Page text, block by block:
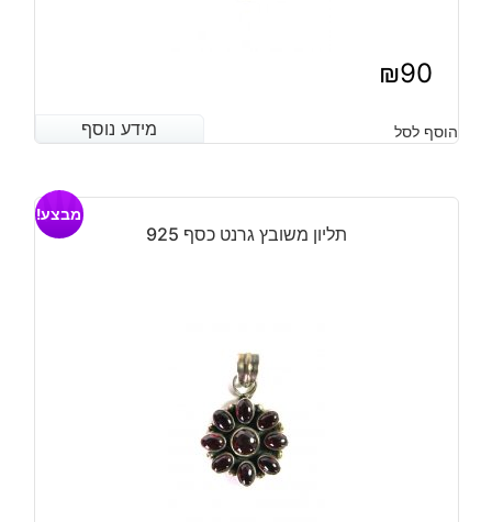
₪90
מידע נוסף הוסף לסל מידע נוסף
תליון משובץ גרנט כסף 925
מבצע!